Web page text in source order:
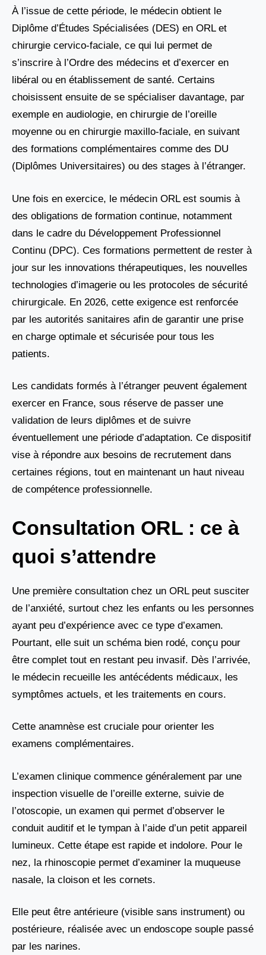
À l’issue de cette période, le médecin obtient le
Diplôme d’Études Spécialisées (DES) en ORL et
chirurgie cervico-faciale, ce qui lui permet de
s’inscrire à l’Ordre des médecins et d’exercer en
libéral ou en établissement de santé. Certains
choisissent ensuite de se spécialiser davantage, par
exemple en audiologie, en chirurgie de l’oreille
moyenne ou en chirurgie maxillo-faciale, en suivant
des formations complémentaires comme des DU
(Diplômes Universitaires) ou des stages à l’étranger.
Une fois en exercice, le médecin ORL est soumis à
des obligations de formation continue, notamment
dans le cadre du Développement Professionnel
Continu (DPC). Ces formations permettent de rester à
jour sur les innovations thérapeutiques, les nouvelles
technologies d’imagerie ou les protocoles de sécurité
chirurgicale. En 2026, cette exigence est renforcée
par les autorités sanitaires afin de garantir une prise
en charge optimale et sécurisée pour tous les
patients.
Les candidats formés à l’étranger peuvent également
exercer en France, sous réserve de passer une
validation de leurs diplômes et de suivre
éventuellement une période d’adaptation. Ce dispositif
vise à répondre aux besoins de recrutement dans
certaines régions, tout en maintenant un haut niveau
de compétence professionnelle.
Consultation ORL : ce à
quoi s’attendre
Une première consultation chez un ORL peut susciter
de l’anxiété, surtout chez les enfants ou les personnes
ayant peu d’expérience avec ce type d’examen.
Pourtant, elle suit un schéma bien rodé, conçu pour
être complet tout en restant peu invasif. Dès l’arrivée,
le médecin recueille les antécédents médicaux, les
symptômes actuels, et les traitements en cours.
Cette anamnèse est cruciale pour orienter les
examens complémentaires.
L’examen clinique commence généralement par une
inspection visuelle de l’oreille externe, suivie de
l’otoscopie, un examen qui permet d’observer le
conduit auditif et le tympan à l’aide d’un petit appareil
lumineux. Cette étape est rapide et indolore. Pour le
nez, la rhinoscopie permet d’examiner la muqueuse
nasale, la cloison et les cornets.
Elle peut être antérieure (visible sans instrument) ou
postérieure, réalisée avec un endoscope souple passé
par les narines.